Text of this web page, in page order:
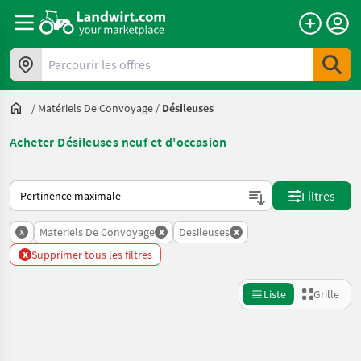
Parcourir les offres
/ Matériels De Convoyage / Désileuses
Acheter Désileuses neuf et d'occasion
Voici comment les annonces sont triées sur Landwirt.com
Filtres
x Materiels De Convoyage x Desileuses x
x Supprimer tous les filtres
Liste Grille